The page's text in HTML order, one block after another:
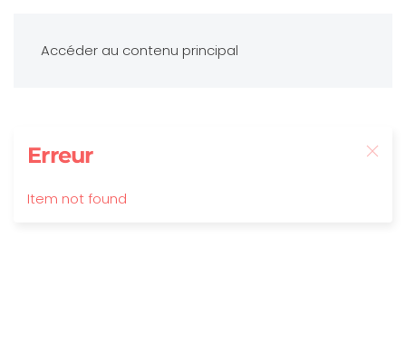
Accéder au contenu principal
Erreur
Item not found